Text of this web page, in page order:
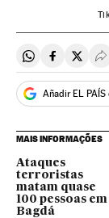
Compartir en
Compartir
Añadir EL PAÍS
MAIS INFORMAÇÕES
Ataques
terroristas
matam quase
100 pessoas em
Bagdá